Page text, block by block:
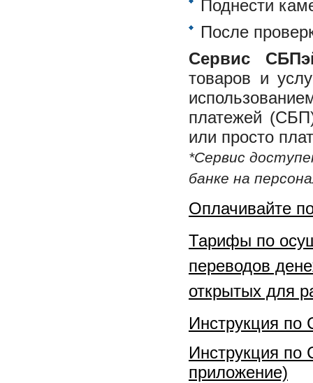
Поднести
После
Сервис
товаров и
платежей
или просто
*Сервис
банке на
Оплачивайте
Тарифы по
переводов
открытых для
Инструкция по
Инструкция по
приложение)